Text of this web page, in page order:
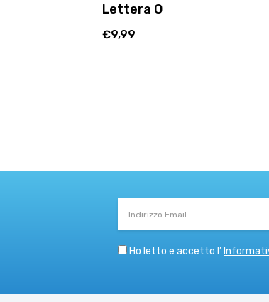
Lettera O
€9,99
Email
Ho letto e accetto l’